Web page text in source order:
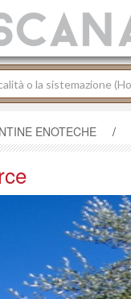
ENOTECHE /